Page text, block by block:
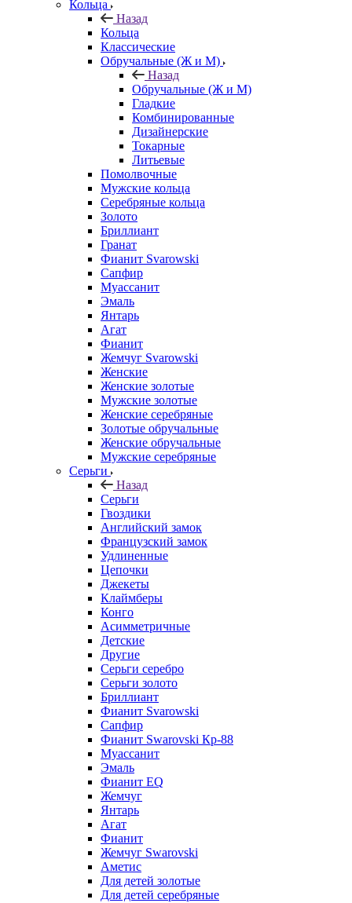
Кольца
Назад
Кольца
Классические
Обручальные (Ж и М)
Назад
Обручальные (Ж и М)
Гладкие
Комбинированные
Дизайнерские
Токарные
Литьевые
Помолвочные
Мужские кольца
Серебряные кольца
Золото
Бриллиант
Гранат
Фианит Svarowski
Сапфир
Муассанит
Эмаль
Янтарь
Агат
Фианит
Жемчуг Svarowski
Женские
Женские золотые
Мужские золотые
Женские серебряные
Золотые обручальные
Женские обручальные
Мужские серебряные
Серьги
Назад
Серьги
Гвоздики
Английский замок
Французский замок
Удлиненные
Цепочки
Джекеты
Клаймберы
Конго
Асимметричные
Детские
Другие
Серьги серебро
Серьги золото
Бриллиант
Фианит Svarowski
Сапфир
Фианит Swarovski Кр-88
Муассанит
Эмаль
Фианит EQ
Жемчуг
Янтарь
Агат
Фианит
Жемчуг Swarovski
Аметис
Для детей золотые
Для детей серебряные